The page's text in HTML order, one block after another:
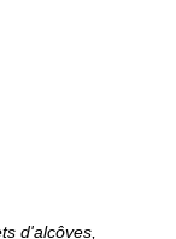
d'alcôves,